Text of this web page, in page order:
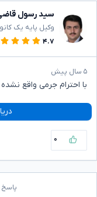
سید رسول
وکیل پایه یک
۴.۷
۵ سال پیش
با احترام جرمی واقع
۰
پاسخ